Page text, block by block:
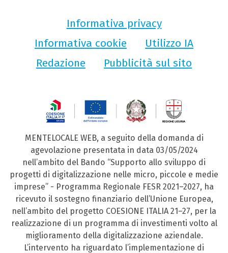
Informativa privacy
Informativa cookie
Utilizzo IA
Redazione
Pubblicità sul sito
MENTELOCALE WEB, a seguito della domanda di
agevolazione presentata in data 03/05/2024
nell’ambito del Bando “Supporto allo sviluppo di
progetti di digitalizzazione nelle micro, piccole e medie
imprese” - Programma Regionale FESR 2021–2027, ha
ricevuto il sostegno finanziario dell’Unione Europea,
nell’ambito del progetto COESIONE ITALIA 21–27, per la
realizzazione di un programma di investimenti volto al
miglioramento della digitalizzazione aziendale.
L’intervento ha riguardato l’implementazione di